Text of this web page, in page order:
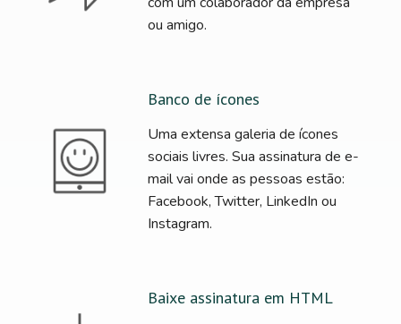
ou amigo.
Banco de ícones
Uma extensa galeria de ícones
sociais livres. Sua assinatura de e-
mail vai onde as pessoas estão:
Facebook, Twitter, LinkedIn ou
Instagram.
Baixe assinatura em HTML